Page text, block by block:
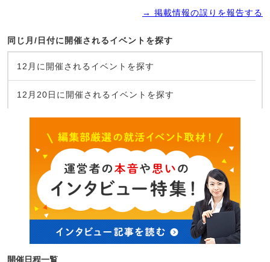
→ 掲載情報の誤りを報告する
同じ月/日付に開催されるイベントを探す
12月に開催されるイベントを探す
12月20日に開催されるイベントを探す
開催日程一覧